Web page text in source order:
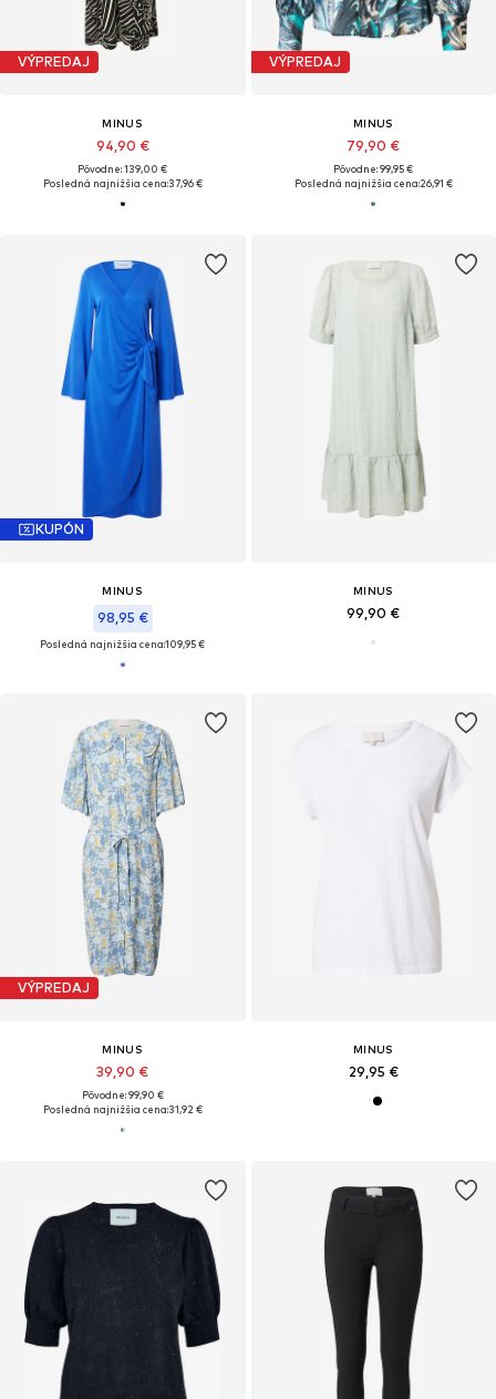
VÝPREDAJ
MINUS
94,90 €
Pôvodne: 139,00 €
Posledná najnižšia cena:37,96 €
VÝPREDAJ
MINUS
79,90 €
Pôvodne: 99,95 €
Posledná najnižšia cena:26,91 €
KUPÓN
MINUS
98,95 €
Posledná najnižšia cena:109,95 €
MINUS
99,90 €
VÝPREDAJ
MINUS
39,90 €
Pôvodne: 99,90 €
Posledná najnižšia cena:31,92 €
MINUS
29,95 €